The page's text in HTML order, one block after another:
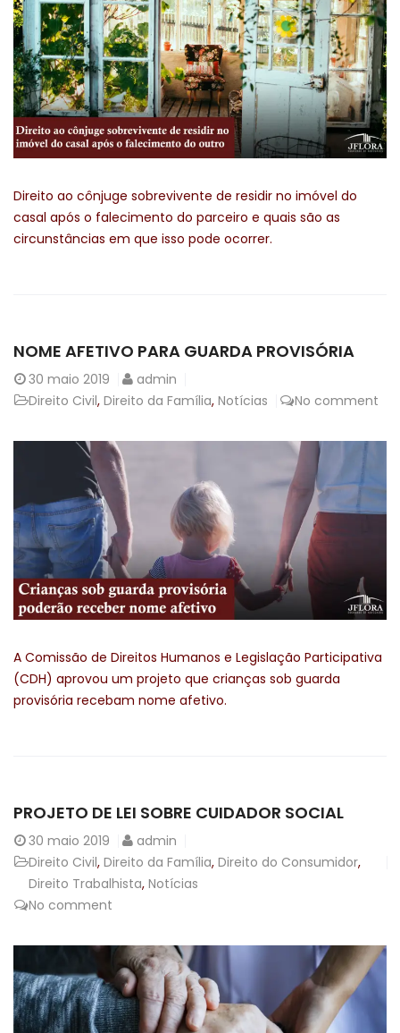
Direito ao cônjuge sobrevivente de residir no imóvel do
casal após o falecimento do parceiro e quais são as
circunstâncias em que isso pode ocorrer.
NOME AFETIVO PARA GUARDA PROVISÓRIA
30 maio 2019
admin
Direito Civil, Direito da Família, Notícias No comment
A Comissão de Direitos Humanos e Legislação Participativa
(CDH) aprovou um projeto que crianças sob guarda
provisória recebam nome afetivo.
PROJETO DE LEI SOBRE CUIDADOR SOCIAL
30 maio 2019
admin
Direito Civil, Direito da Família, Direito do Consumidor,
Direito Trabalhista, Notícias
No comment